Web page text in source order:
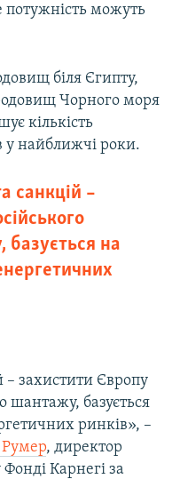
потужність можуть
біля Єгипту,
Чорного моря
кількість
у найближчі роки.
санкцій –
базується на
– захистити Європу
шантажу, базується
ринків», –
, директор
Карнегі за